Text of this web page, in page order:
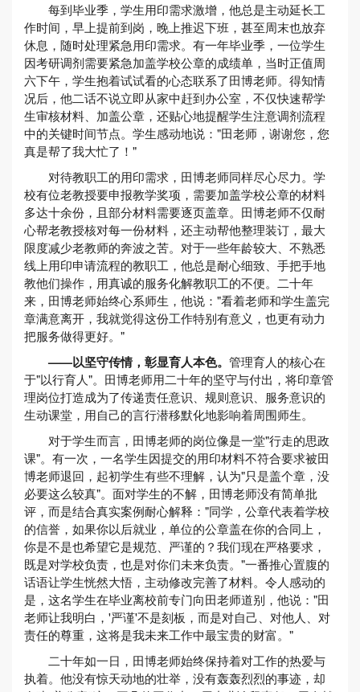
每到毕业季，学生用印需求激增，他总是主动延长工
作时间，早上提前到岗，晚上推迟下班，甚至周末也放弃
休息，随时处理紧急用印需求。有一年毕业季，一位学生
因考研调剂需要紧急加盖学校公章的成绩单，当时正值周
六下午，学生抱着试试看的心态联系了田博老师。得知情
况后，他二话不说立即从家中赶到办公室，不仅快速帮学
生审核材料、加盖公章，还贴心地提醒学生注意调剂流程
中的关键时间节点。学生感动地说："田老师，谢谢您，您
真是帮了我大忙了！"
对待教职工的用印需求，田博老师同样尽心尽力。学
校有位老教授要申报教学奖项，需要加盖学校公章的材料
多达十余份，且部分材料需要逐页盖章。田博老师不仅耐
心帮老教授核对每一份材料，还主动帮他整理装订，最大
限度减少老教师的奔波之苦。对于一些年龄较大、不熟悉
线上用印申请流程的教职工，他总是耐心细致、手把手地
教他们操作，用真诚的服务化解教职工的不便。二十年
来，田博老师始终心系师生，他说："看着老师和学生盖完
章满意离开，我就觉得这份工作特别有意义，也更有动力
把服务做得更好。"
——以坚守传情，彰显育人本色。 管理育人的核心在
于"以行育人"。田博老师用二十年的坚守与付出，将印章管
理岗位打造成为了传递责任意识、规则意识、服务意识的
生动课堂，用自己的言行潜移默化地影响着周围师生。
对于学生而言，田博老师的岗位像是一堂"行走的思政
课"。有一次，一名学生因提交的用印材料不符合要求被田
博老师退回，起初学生有些不理解，认为"只是盖个章，没
必要这么较真"。面对学生的不解，田博老师没有简单批
评，而是结合真实案例耐心解释："同学，公章代表着学校
的信誉，如果你以后就业，单位的公章盖在你的合同上，
你是不是也希望它是规范、严谨的？我们现在严格要求，
既是对学校负责，也是对你们未来负责。"一番推心置腹的
话语让学生恍然大悟，主动修改完善了材料。令人感动的
是，这名学生在毕业离校前专门向田老师道别，他说："田
老师让我明白，'严谨'不是刻板，而是对自己、对他人、对
责任的尊重，这将是我未来工作中最宝贵的财富。"
二十年如一日，田博老师始终保持着对工作的热爱与
执着。他没有惊天动地的壮举，没有轰轰烈烈的事迹，却